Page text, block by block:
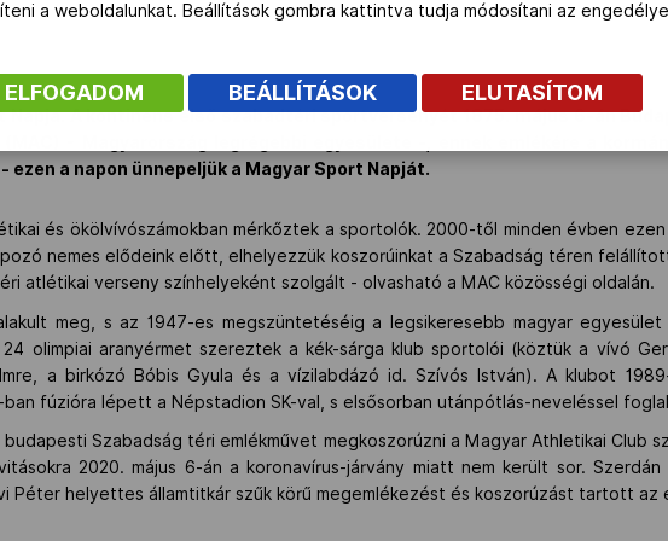
Napja. A kontinens első szabadtéri sportversenyét 1875. május 6-án
- Magyarország legrégebbi egyesülete -, ennek emlékére a
ezen a napon ünnepeljük a Magyar Sport Napját.
és ökölvívószámokban mérkőztek a sportolók. 2000-től minden évben
nemes elődeink előtt, elhelyezzük koszorúinkat a Szabadság téren
atlétikai verseny színhelyeként szolgált - olvasható a MAC közösségi oldalán.
meg, s az 1947-es megszüntetéséig a legsikeresebb magyar
olimpiai aranyérmet szereztek a kék-sárga klub sportolói (köztük a vívó
a birkózó Bóbis Gyula és a vízilabdázó id. Szívós István). A klubot
fúzióra lépett a Népstadion SK-val, s elsősorban utánpótlás-neveléssel
budapesti Szabadság téri emlékművet megkoszorúzni a Magyar Athletikai Club
2020. május 6-án a koronavírus-járvány miatt nem került sor.
Péter helyettes államtitkár szűk körű megemlékezést és koszorúzást tartott az
a weboldalunkat. Beállítások gombra kattintva tudja módosítani az
BEÁLLÍTÁSOK ELUTASÍTOM